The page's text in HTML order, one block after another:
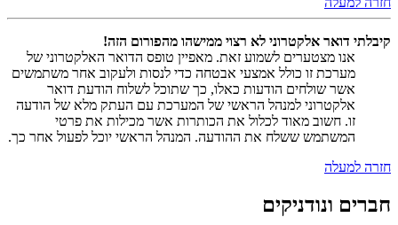
קיבלתי דואר אלקטרוני לא רצוי ממישהו מהפורום הזה!
אנו מצטערים לשמוע זאת. מאפיין טופס הדואר האלקטרוני של
מערכת זו כולל אמצעי אבטחה כדי לנסות ולעקוב אחר משתמשים
אשר שולחים הודעות כאלו, כך שתוכל לשלוח הודעת דואר
אלקטרוני למנהל הראשי של המערכת עם העתק מלא של הודעה
זו. חשוב מאוד לכלול את הכותרות אשר מכילות את פרטי
המשתמש ששלח את ההודעה. המנהל הראשי יוכל לפעול אחר כך.
חזרה למעלה
חברים ונודניקים